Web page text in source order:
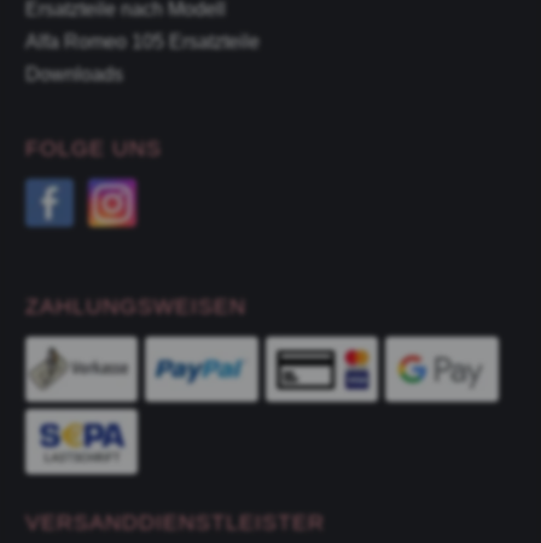
Ersatzteile nach Modell
Alfa Romeo 105 Ersatzteile
Downloads
FOLGE UNS
ZAHLUNGSWEISEN
VERSANDDIENSTLEISTER